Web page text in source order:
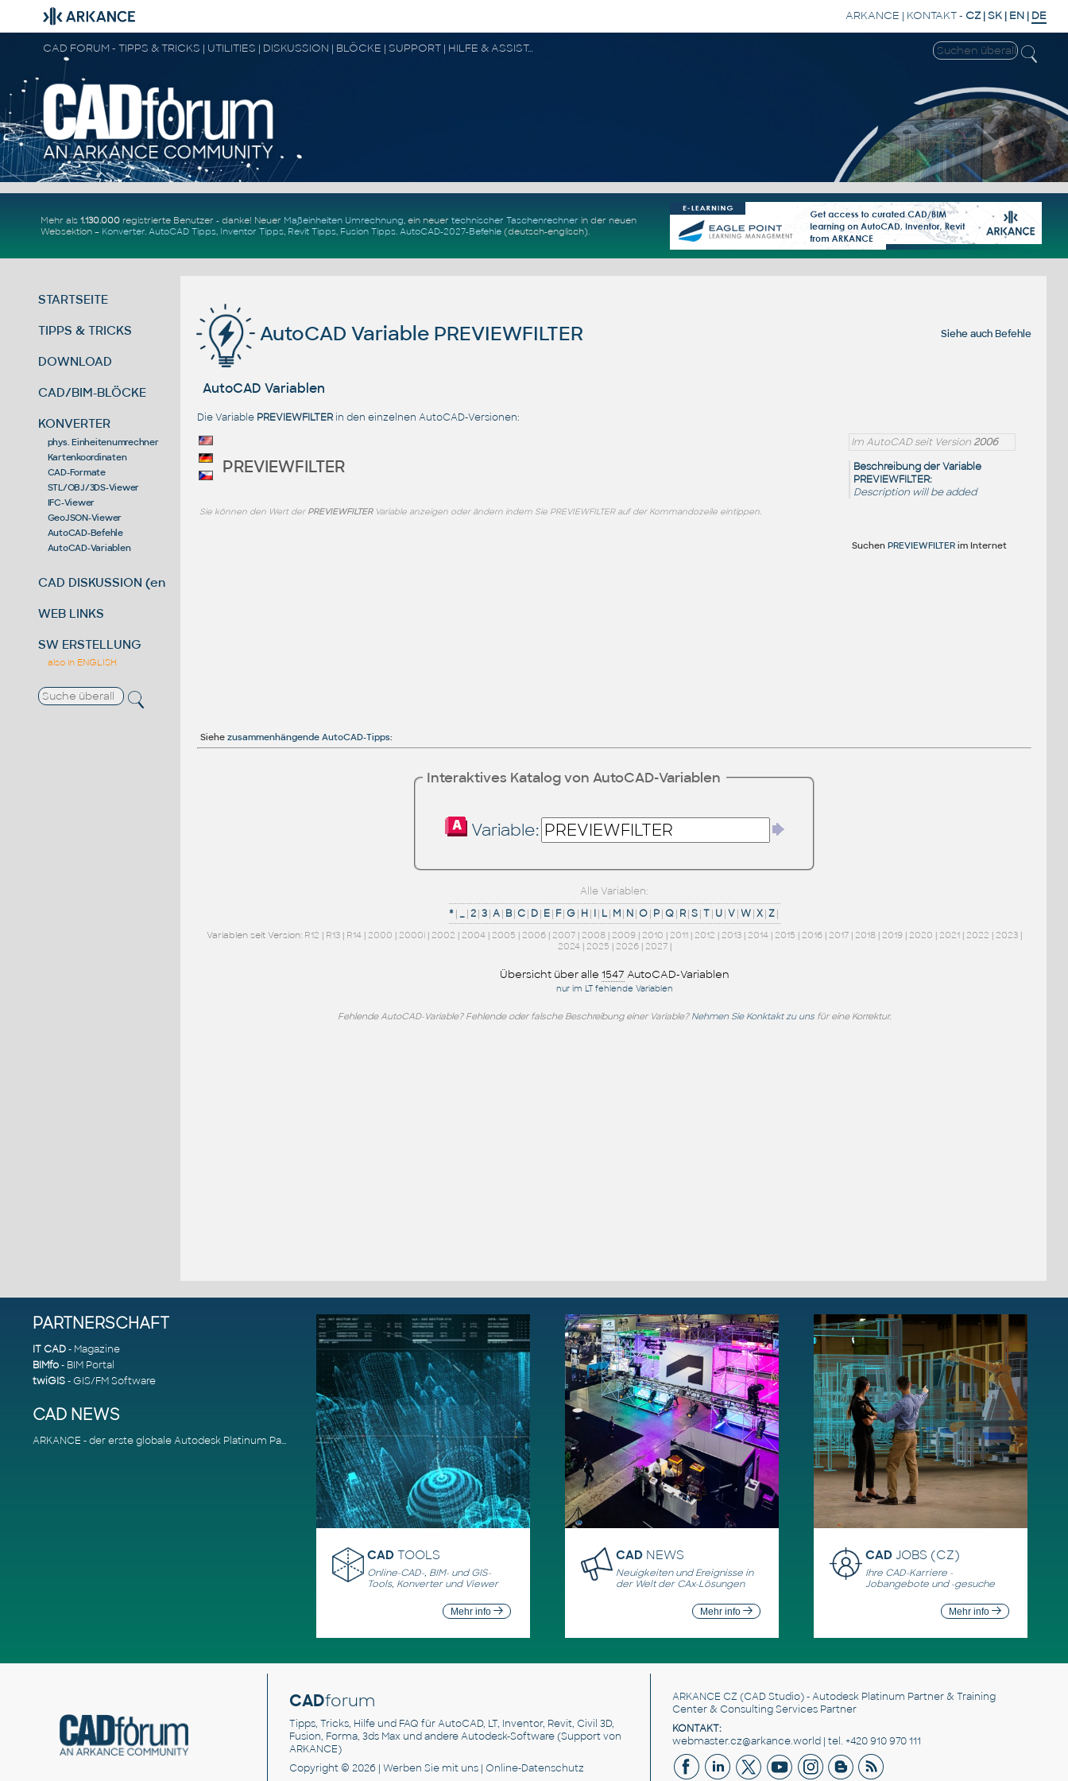
ARKANCE | KONTAKT- CZ |SK | EN | DE
CAD FORUM - TIPPS & TRICKS | UTILITIES | DISKUSSION | BLÖCKE | SUPPORT | HILFE & ASSISTANCE
Mehr als 1.130.000registrierte Benutzer - danke! Neuer Maßeinheiten Umrechnung, ein neuer technischer Taschenrechner in der neuen
Websektion – Konverter. AutoCAD Tipps, Inventor Tipps, Revit Tipps, Fusion Tipps. AutoCAD-2027-Befehle(deutsch-englisch).
STARTSEITE
TIPPS & TRICKS
DOWNLOAD
CAD/BIM-BLÖCKE
KONVERTER
phys. Einheitenumrechner
Kartenkoordinaten
CAD-Formate
STL/OBJ/3DS-Viewer
IFC-Viewer
GeoJSON-Viewer
AutoCAD-Befehle
AutoCAD-Variablen
CAD DISKUSSION (en)
WEB LINKS
SW ERSTELLUNG
also in ENGLISH
Siehe auchBefehle
AutoCAD Variable PREVIEWFILTER
AutoCAD Variablen
Die Variable PREVIEWFILTERin den einzelnen AutoCAD-Versionen:
Im AutoCAD seit Version 2006
Beschreibung der Variable
PREVIEWFILTER:
Description will be added
SuchenPREVIEWFILTER im Internet
PREVIEWFILTER
Sie können den Wert der PREVIEWFILTERVariable anzeigen oder ändern indem Sie PREVIEWFILTER auf der Kommandozeile eintippen.
Siehe zusammenhängende AutoCAD-Tipps:
Interaktives Katalog von AutoCAD-Variablen
Variable:
Alle Variablen:
* | _ |2 |3 |A | B |C | D | E | F |G | H | I | L | M | N |O | P |Q | R |S |T | U |V |W |X |Z |
Variablen seit Version: R12 | R13 | R14 | 2000 | 2000i | 2002 | 2004 | 2005 | 2006 | 2007 | 2008 | 2009 | 2010 | 2011 | 2012 | 2013 | 2014 | 2015 | 2016 | 2017 | 2018 | 2019 | 2020 | 2021 | 2022 | 2023 |
2024| 2025 | 2026| 2027|
Übersicht über alle 1547 AutoCAD-Variablen
nur im LT fehlende Variablen
Fehlende AutoCAD-Variable? Fehlende oder falsche Beschreibung einer Variable? Nehmen Sie Konktakt zu uns für eine Korrektur.
PARTNERSCHAFT
IT CAD- Magazine
BIMfo- BIM Portal
twiGIS- GIS/FM Software
CAD NEWS
ARKANCE - der erste globale Autodesk Platinum Partner
CAD TOOLS
Online-CAD-, BIM- und GIS-
Tools, Konverter und Viewer
Mehr info
CAD NEWS
Neuigkeiten und Ereignisse in
der Welt der CAx-Lösungen
Mehr info
CADJOBS (CZ)
Ihre CAD-Karriere -
Jobangebote und -gesuche
Mehr info
CADforum
Tipps, Tricks, Hilfe und FAQ für AutoCAD, LT, Inventor, Revit, Civil 3D,
Fusion, Forma, 3ds Max und andere Autodesk-Software (Support von
ARKANCE)
Copyright © 2026 | Werben Siemit uns | Online-Datenschutz
ARKANCE CZ (CAD Studio) - Autodesk Platinum Partner & Training
Center & Consulting Services Partner
KONTAKT:
webmaster.cz@arkance.world | tel. +420 910 970 111